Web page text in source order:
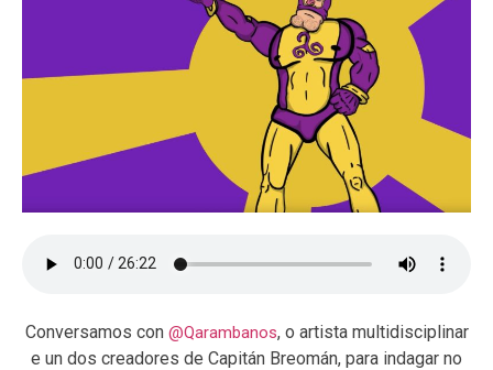
Conversamos con @Qarambanos, o artista multidisciplinar
e un dos creadores de Capitán Breomán, para indagar no